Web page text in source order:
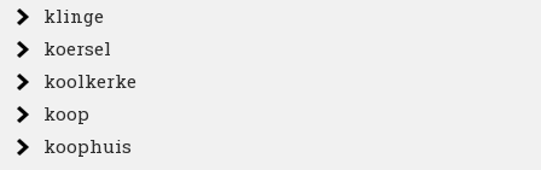
klinge
koersel
koolkerke
koop
koophuis